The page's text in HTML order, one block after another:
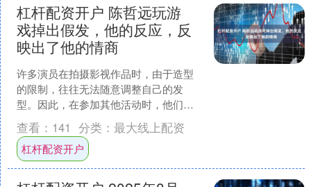
杠杆配资开户 陈哲远玩游
戏掉出假发，他的反应，反
映出了他的情商
许多演员在拍摄影视作品时，由于造型
的限制，往往无法随意调整自己的发
型。因此，在参加其他活动时，他们通
常会请造型师为自己换上假发，以展示
更时尚的个人形象，适应活动....
查看： 141 分类： 最大线上配资
杠杆配资开户